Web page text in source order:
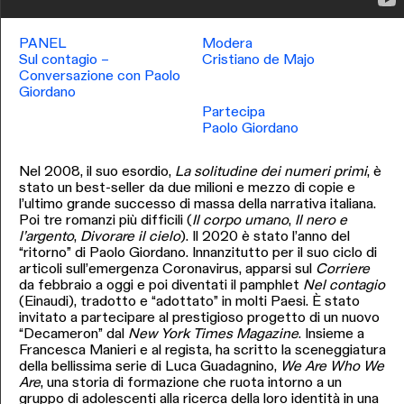
PANEL
Sul contagio –
Conversazione con Paolo
Giordano
Modera
Cristiano de Majo
Partecipa
Paolo Giordano
Nel 2008, il suo esordio, La solitudine dei numeri primi, è
stato un best-seller da due milioni e mezzo di copie e
l’ultimo grande successo di massa della narrativa italiana.
Poi tre romanzi più difficili ( Il corpo umano, Il nero e
l’argento, Divorare il cielo). Il 2020 è stato l’anno del
“ritorno” di Paolo Giordano. Innanzitutto per il suo ciclo di
articoli sull’emergenza Coronavirus, apparsi sul Corriere
da febbraio a oggi e poi diventati il pamphlet Nel contagio
(Einaudi), tradotto e “adottato” in molti Paesi. È stato
invitato a partecipare al prestigioso progetto di un nuovo
“Decameron” dal New York Times Magazine. Insieme a
Francesca Manieri e al regista, ha scritto la sceneggiatura
della bellissima serie di Luca Guadagnino, We Are Who We
Are, una storia di formazione che ruota intorno a un
gruppo di adolescenti alla ricerca della loro identità in una